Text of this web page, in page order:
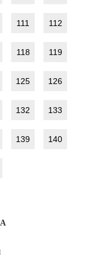
111 112
118 119
125 126
132 133
139 140